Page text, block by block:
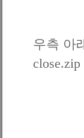
우측 아